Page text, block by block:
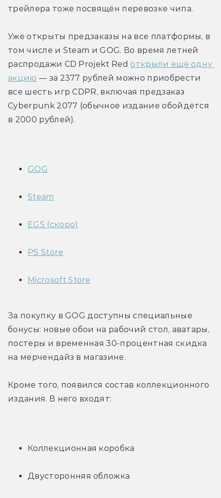
трейлера тоже посвящён перевозке чипа.
Уже открыты предзаказы на все платформы, в
том числе и Steam и GOG. Во время летней
распродажи CD Projekt Red открыли ещё одну
акцию — за 2377 рублей можно приобрести
все шесть игр CDPR, включая предзаказ
Cyberpunk 2077 (обычное издание обойдётся
в 2000 рублей).
GOG
Steam
EGS (скоро)
PS Store
Microsoft Store
За покупку в GOG доступны специальные
бонусы: новые обои на рабочий стол, аватары,
постеры и временная 30-процентная скидка
на мерчендайз в магазине.
Кроме того, появился состав коллекционного
издания. В него входят:
Коллекционная коробка
Двусторонняя обложка